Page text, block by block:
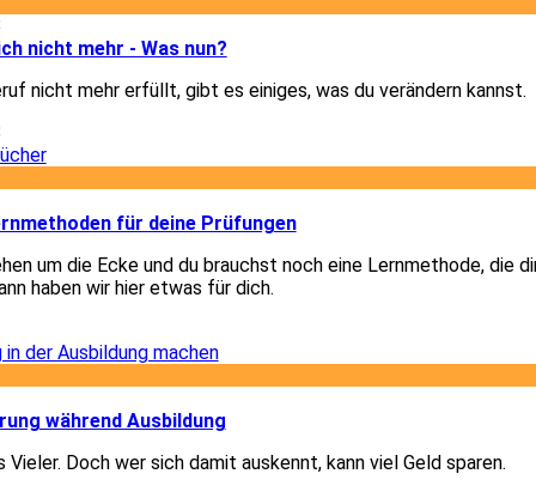
nicht mehr - Was nun?
nicht mehr erfüllt, gibt es einiges, was du verändern kannst.
für deine Prüfungen
um die Ecke und du brauchst noch eine Lernmethode, die
haben wir hier etwas für dich.
während Ausbildung
Vieler. Doch wer sich damit auskennt, kann viel Geld sparen.